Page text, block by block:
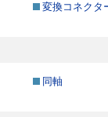
変換コネクタ
同軸